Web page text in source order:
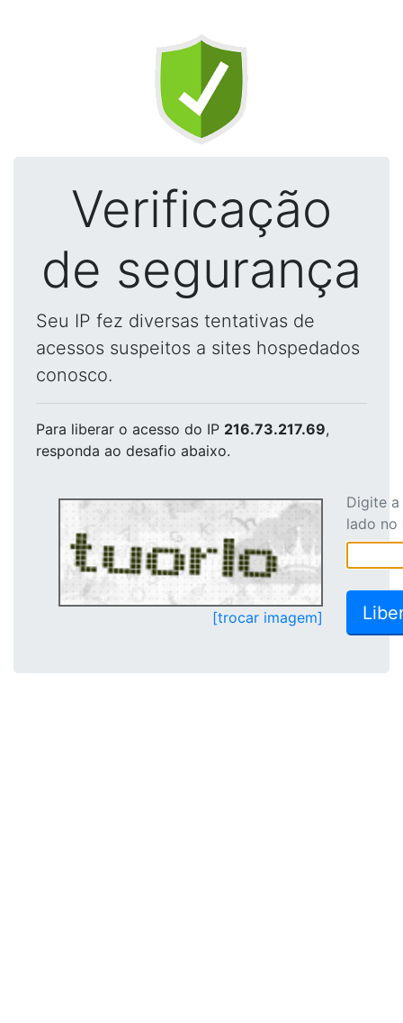
Verificação
de segurança
Seu IP fez diversas tentativas de
acessos suspeitos a sites hospedados
conosco.
Para liberar o acesso do IP 216.73.217.69,
responda ao desafio abaixo.
[trocar imagem]
Digite
lado no